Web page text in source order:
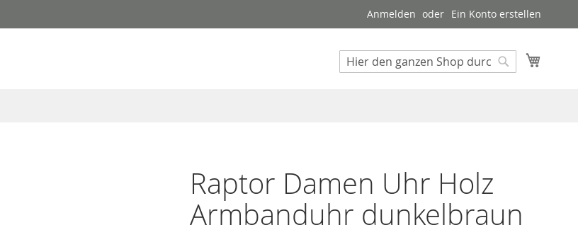
Anmelden Ein Konto erstellen
Suche
Raptor Damen Uhr Holz
Armbanduhr dunkelbraun